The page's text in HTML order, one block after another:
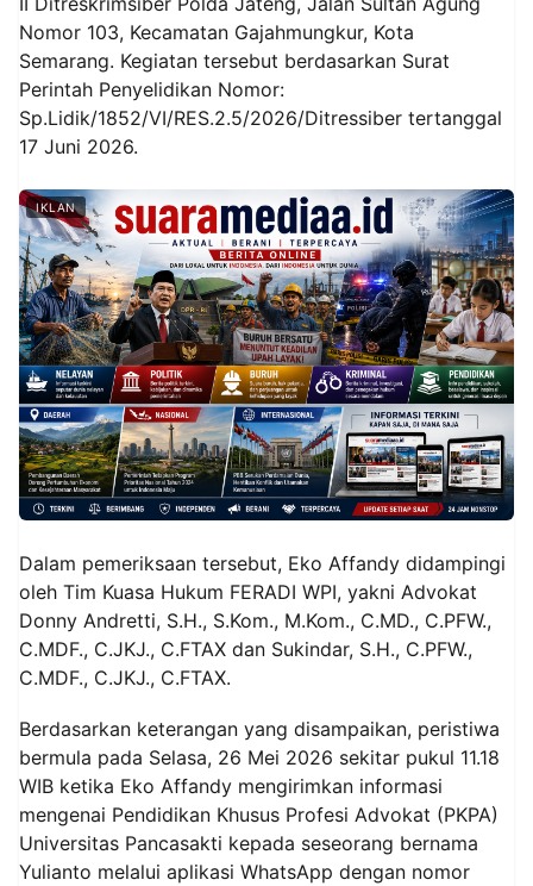
Nomor 103, Kecamatan Gajahmungkur, Kota
Semarang. Kegiatan tersebut berdasarkan Surat
Perintah Penyelidikan Nomor:
Sp.Lidik/1852/VI/RES.2.5/2026/Ditressiber tertanggal
17 Juni 2026.
IKLAN
Dalam pemeriksaan tersebut, Eko Affandy didampingi
oleh Tim Kuasa Hukum FERADI WPI, yakni Advokat
Donny Andretti, S.H., S.Kom., M.Kom., C.MD., C.PFW.,
C.MDF., C.JKJ., C.FTAX dan Sukindar, S.H., C.PFW.,
C.MDF., C.JKJ., C.FTAX.
Berdasarkan keterangan yang disampaikan, peristiwa
bermula pada Selasa, 26 Mei 2026 sekitar pukul 11.18
WIB ketika Eko Affandy mengirimkan informasi
mengenai Pendidikan Khusus Profesi Advokat (PKPA)
Universitas Pancasakti kepada seseorang bernama
Yulianto melalui aplikasi WhatsApp dengan nomor